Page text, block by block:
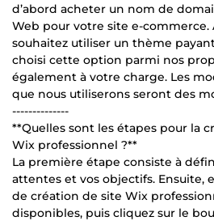
d’abord acheter un nom de
Web pour votre site e-commerce.
souhaitez utiliser un thème
choisi cette option parmi nos
également à votre charge. Les
que nous utiliserons seront des
--------------
**Quelles sont les étapes pour la
Wix professionnel ?**
La première étape consiste à
attentes et vos objectifs. Ensuite,
de création de site Wix
disponibles, puis cliquez sur le